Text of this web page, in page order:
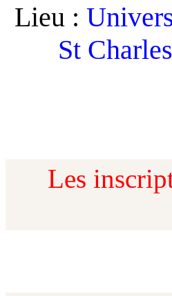
Lieu :
St
Les